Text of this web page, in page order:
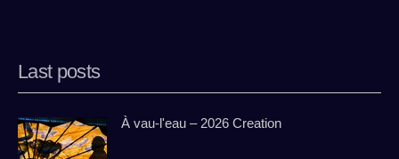
Last posts
À vau-l'eau – 2026 Creation